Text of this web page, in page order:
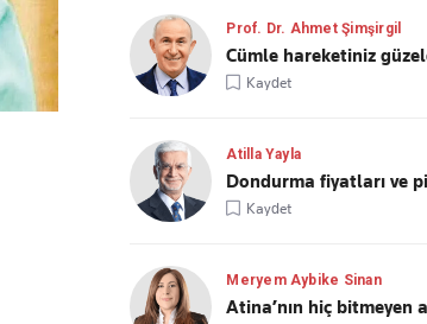
Prof. Dr. Ahmet Şimşirgil
Cümle hareketiniz
Kaydet
Atilla Yayla
Dondurma fiyatları ve
Kaydet
Meryem Aybike Sinan
Atina’nın hiç bitmeyen